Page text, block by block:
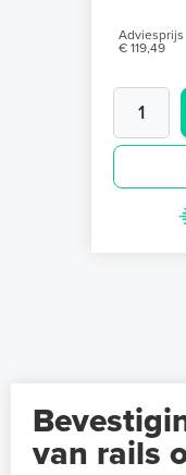
Adviesprijs
€ 119,49
van rails